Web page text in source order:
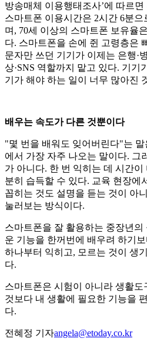
방송매체 이용행태조사’에 따르
스마트폰 이용시간은 2시간 6분
며, 70세 이상의 스마트폰 보유율
다. 스마트폰을 손에 쥔 고령층은
문자만 쓰던 기기가 이제는 은행·
상·SNS 역할까지 맡고 있다. 기기
기가 해야 하는 일이 너무 많아진
배우는 속도가 다른 것뿐이다
"몇 번을 배워도 잊어버린다"는
에서 가장 자주 나오는 말이다. 그
가 아니다. 한 번 익히는 데 시간
분히 습득할 수 있다. 교육 현장에
꼽히는 것도 설명을 듣는 것이 아
눌러보는 방식이다.
스마트폰을 잘 활용하는 중장년
운 기능을 한꺼번에 배우려 하기
하나부터 익히고, 모르는 것이 생
다.
스마트폰은 시험이 아니라 생활
것보다 내 생활에 필요한 기능을
다.
전혜정 기자angela@etoday.co.kr